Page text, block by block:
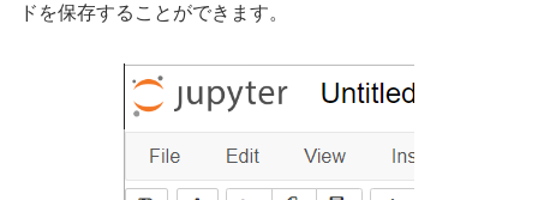
ドを保存することができます。